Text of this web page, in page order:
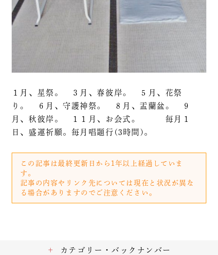
１月、星祭。 ３月、春彼岸。 ５月、花祭
り。 ６月、守護神祭。 ８月、盂蘭盆。 ９
月、秋彼岸。 １１月、お会式。 毎月１
日、盛運祈願。毎月唱題行(3時間)。
この記事は最終更新日から1年以上経過していま
す。
記事の内容やリンク先については現在と状況が異な
る場合がありますのでご注意ください。
カテゴリー・バックナンバー